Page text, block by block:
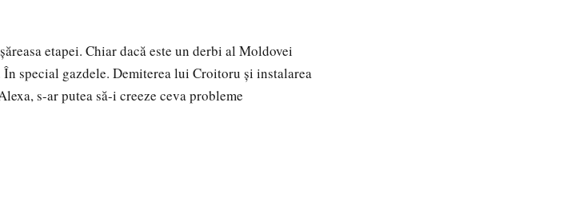
etapei. Chiar dacă este un derbi al Moldovei
special gazdele. Demiterea lui Croitoru și instalarea
s-ar putea să-i creeze ceva probleme